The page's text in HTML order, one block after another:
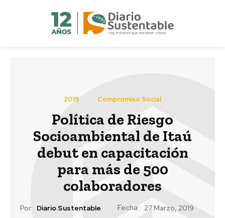
2019 Compromiso Social
Política de Riesgo
Socioambiental de Itaú
debut en capacitación
para más de 500
colaboradores
Por: Diario Sustentable Fecha: 27 Marzo, 2019